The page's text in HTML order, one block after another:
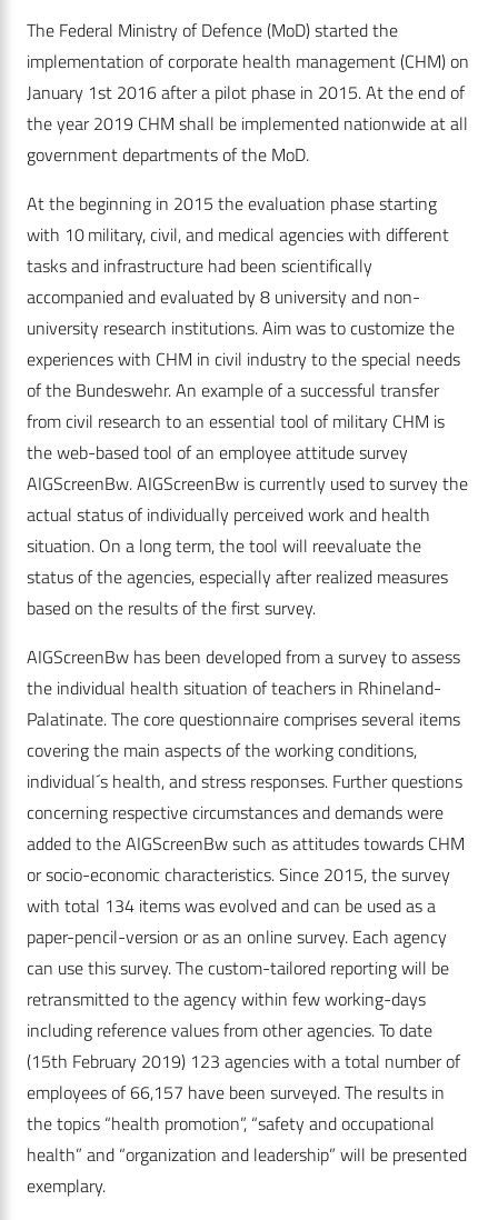
The Federal Ministry of Defence (MoD) started the
implementation of corporate health management (CHM) on
January 1st 2016 after a pilot phase in 2015. At the end of
the year 2019 CHM shall be implemented nationwide at all
government departments of the MoD.
At the beginning in 2015 the evaluation phase starting
with 10 military, civil, and medical agencies with different
tasks and infrastructure had been scientifically
accompanied and evaluated by 8 university and non-
university research institutions. Aim was to customize the
experiences with CHM in civil industry to the special needs
of the Bundeswehr. An example of a successful transfer
from civil research to an essential tool of military CHM is
the web-based tool of an employee attitude survey
AIGScreenBw. AIGScreenBw is currently used to survey the
actual status of individually perceived work and health
situation. On a long term, the tool will reevaluate the
status of the agencies, especially after realized measures
based on the results of the first survey.
AIGScreenBw has been developed from a survey to assess
the individual health situation of teachers in Rhineland-
Palatinate. The core questionnaire comprises several items
covering the main aspects of the working conditions,
individual´s health, and stress responses. Further questions
concerning respective circumstances and demands were
added to the AIGScreenBw such as attitudes towards CHM
or socio-economic characteristics. Since 2015, the survey
with total 134 items was evolved and can be used as a
paper-pencil-version or as an online survey. Each agency
can use this survey. The custom-tailored reporting will be
retransmitted to the agency within few working-days
including reference values from other agencies. To date
(15th February 2019) 123 agencies with a total number of
employees of 66,157 have been surveyed. The results in
the topics “health promotion”, “safety and occupational
health” and “organization and leadership” will be presented
exemplary.